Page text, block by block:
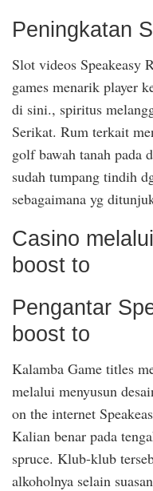
Peningkatan
Slot videos Speakeasy
games menarik player
di sini., spiritus
Serikat. Rum terkait
golf bawah tanah pada
sudah tumpang tindih
sebagaimana yg
Casino
boost to
Pengantar
boost to
Kalamba Game titles
melalui menyusun
on the internet
Kalian benar pada
spruce. Klub-klub
alkoholnya selain